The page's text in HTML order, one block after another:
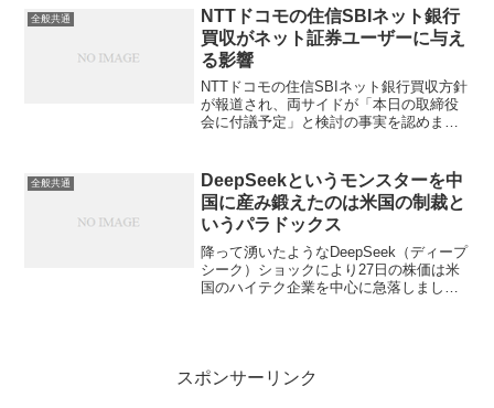
せんが、マネーフォワードって物凄く人
気がありますね。使...
全般共通
NTTドコモの住信SBIネット銀行
買収がネット証券ユーザーに与え
る影響
NTTドコモの住信SBIネット銀行買収方針
が報道され、両サイドが「本日の取締役
会に付議予定」と検討の事実を認めまし
は持ち分34％を今後も維持して、残りを
TOBで取得...
全般共通
DeepSeekというモンスターを中
国に産み鍛えたのは米国の制裁と
いうパラドックス
降って湧いたようなDeepSeek（ディープ
シーク）ショックにより27日の株価は米
国のハイテク企業を中心に急落しまし
スポンサーリンク